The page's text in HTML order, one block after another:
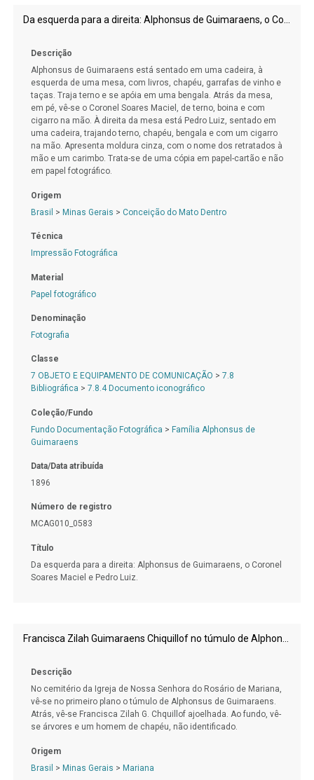
Descrição
Alphonsus de Guimaraens está sentado em uma cadeira, à
esquerda de uma mesa, com livros, chapéu, garrafas de vinho e
taças. Traja terno e se apóia em uma bengala. Atrás da mesa,
em pé, vê-se o Coronel Soares Maciel, de terno, boina e com
cigarro na mão. À direita da mesa está Pedro Luiz, sentado em
uma cadeira, trajando terno, chapéu, bengala e com um cigarro
na mão. Apresenta moldura cinza, com o nome dos retratados à
mão e um carimbo. Trata-se de uma cópia em papel-cartão e não
em papel fotográfico.
Origem
Brasil > Minas Gerais > Conceição do Mato Dentro
Técnica
Impressão Fotográfica
Material
Papel fotográfico
Denominação
Fotografia
Classe
7 OBJETO E EQUIPAMENTO DE COMUNICAÇÃO > 7.8
Bibliográfica > 7.8.4 Documento iconográfico
Coleção/Fundo
Fundo Documentação Fotográfica > Família Alphonsus de
Guimaraens
Data/Data atribuída
1896
Número de registro
MCAG010_0583
Título
Da esquerda para a direita: Alphonsus de Guimaraens, o Coronel
Soares Maciel e Pedro Luiz.
Descrição
No cemitério da Igreja de Nossa Senhora do Rosário de Mariana,
vê-se no primeiro plano o túmulo de Alphonsus de Guimaraens.
Atrás, vê-se Francisca Zilah G. Chquillof ajoelhada. Ao fundo, vê-
se árvores e um homem de chapéu, não identificado.
Origem
Brasil > Minas Gerais > Mariana